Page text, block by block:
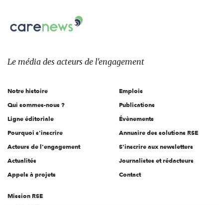
sur:
Le
des
l'engagement
Le média des acteurs de l'engagement
Notre histoire
Qui sommes-nous ?
Ligne éditoriale
Pourquoi s'inscrire
Acteurs de l'engagement
Actualités
Appels à projets
Emplois
Publications
Évènements
Annuaire des solutions RSE
S'inscrire aux newsletters
Journalistes et rédacteurs
Contact
Mission RSE